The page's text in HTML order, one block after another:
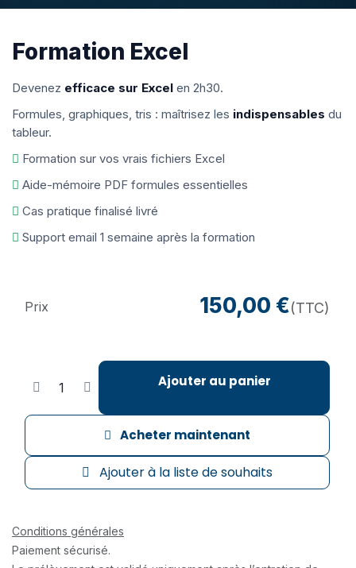
Formation Excel
Devenez efficace sur Excel en 2h30.
Formules, graphiques, tris : maîtrisez les indispensables du
tableur.
Formation sur vos vrais fichiers Excel
Aide-mémoire PDF formules essentielles
Cas pratique finalisé livré
Support email 1 semaine après la formation
Ajouter au panier
Acheter maintenant
Ajouter à la liste de souhaits
Prix 150,00 €(TTC)
Conditions générales
Paiement sécurisé.